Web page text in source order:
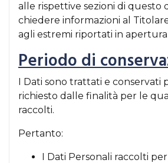
alle rispettive sezioni di questo
chiedere informazioni al
agli estremi riportati in apertura.
Periodo di
I Dati sono trattati e conservati
richiesto dalle finalità per le
raccolti.
Pertanto:
I Dati Personali raccolti